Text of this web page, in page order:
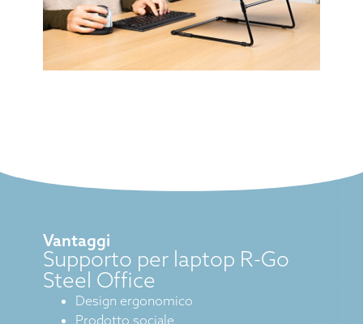
Vantaggi
Supporto per laptop R-Go
Steel Office
Design ergonomico
Prodotto sociale